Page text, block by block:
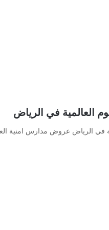
العالمية في الرياض
في الرياض عروض مدارس امنية